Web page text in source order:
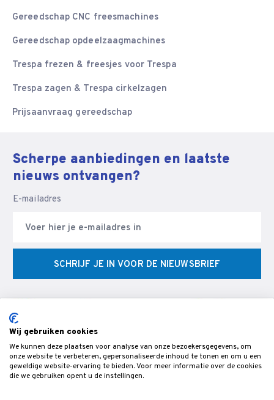
Gereedschap CNC freesmachines
Gereedschap opdeelzaagmachines
Trespa frezen & freesjes voor Trespa
Trespa zagen & Trespa cirkelzagen
Prijsaanvraag gereedschap
Scherpe aanbiedingen en laatste
nieuws ontvangen?
E-mailadres
SCHRIJF JE IN VOOR DE NIEUWSBRIEF
© Veldman Slijptechniek - Slijperij & specialist in CNC
gereedschappen & snijgereedschap voor de bewerking van hout,-
Wij gebruiken cookies
We kunnen deze plaatsen voor analyse van onze bezoekersgegevens, om
onze website te verbeteren, gepersonaliseerde inhoud te tonen en om u een
geweldige website-ervaring te bieden. Voor meer informatie over de cookies
die we gebruiken opent u de instellingen.